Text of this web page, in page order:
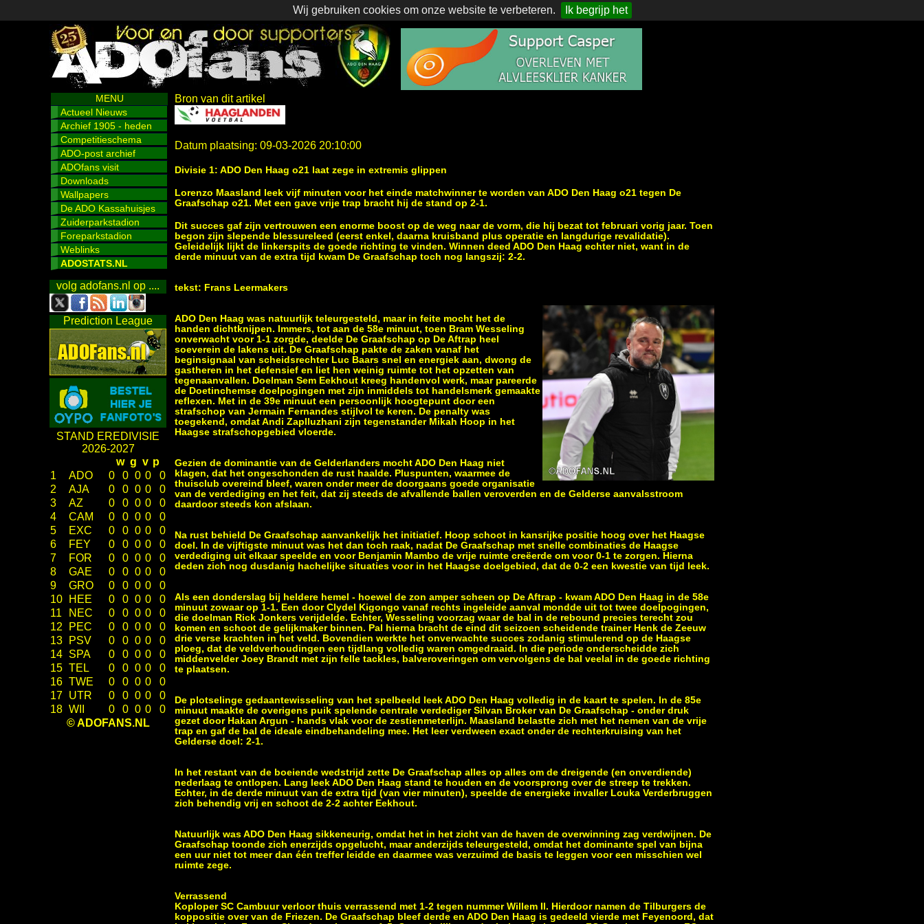
Wij gebruiken cookies om onze website te verbeteren. Ik begrijp het
MENU
Actueel Nieuws
Archief 1905 - heden
Competitieschema
ADO-post archief
ADOfans visit
Downloads
Wallpapers
De ADO Kassahuisjes
Zuiderparkstadion
Foreparkstadion
Weblinks
ADOSTATS.NL
volg adofans.nl op ....
Prediction League
STAND EREDIVISIE
2026-2027
w g v p
1
ADO 0 0 0 0
0
2
AJA 0 0 0 0
0
3
AZ 0 0 0 0
0
4
CAM 0 0 0 0
0
5
EXC 0 0 0 0
0
6
FEY 0 0 0 0
0
7
FOR 0 0 0 0
0
8
GAE 0 0 0 0
0
9
GRO 0 0 0 0
0
10
HEE 0 0 0 0
0
11
NEC 0 0 0 0
0
12
PEC 0 0 0 0
0
13
PSV 0 0 0 0
0
14 SPA 0 0 0 0
0
15 TEL 0 0 0 0
0
16 TWE 0 0 0 0
0
17 UTR 0 0 0 0
0
18 WII 0 0 0 0
0
© ADOFANS.NL
Bron van dit artikel
Datum plaatsing: 09-03-2026 20:10:00
Divisie 1: ADO Den Haag o21 laat zege in extremis glippen
Lorenzo Maasland leek vijf minuten voor het einde matchwinner te worden van ADO Den Haag o21 tegen De
Graafschap o21. Met een gave vrije trap bracht hij de stand op 2-1.
Dit succes gaf zijn vertrouwen een enorme boost op de weg naar de vorm, die hij bezat tot februari vorig jaar. Toen
begon zijn slepende blessureleed (eerst enkel, daarna kruisband plus operatie en langdurige revalidatie).
Geleidelijk lijkt de linkerspits de goede richting te vinden. Winnen deed ADO Den Haag echter niet, want in de
derde minuut van de extra tijd kwam De Graafschap toch nog langszij: 2-2.
tekst: Frans Leermakers
ADO Den Haag was natuurlijk teleurgesteld, maar in feite mocht het de
handen dichtknijpen. Immers, tot aan de 58e minuut, toen Bram Wesseling
onverwacht voor 1-1 zorgde, deelde De Graafschap op De Aftrap heel
soeverein de lakens uit. De Graafschap pakte de zaken vanaf het
beginsignaal van scheidsrechter Luc Baars snel en energiek aan, dwong de
gastheren in het defensief en liet hen weinig ruimte tot het opzetten van
tegenaanvallen. Doelman Sem Eekhout kreeg handenvol werk, maar pareerde
de Doetinchemse doelpogingen met zijn inmiddels tot handelsmerk gemaakte
reflexen. Met in de 39e minuut een persoonlijk hoogtepunt door een
strafschop van Jermain Fernandes stijlvol te keren. De penalty was
toegekend, omdat Andi Zaplluzhani zijn tegenstander Mikah Hoop in het
Haagse strafschopgebied vloerde.
Gezien de dominantie van de Gelderlanders mocht ADO Den Haag niet
klagen, dat het ongeschonden de rust haalde. Pluspunten, waarmee de
thuisclub overeind bleef, waren onder meer de doorgaans goede organisatie
van de verdediging en het feit, dat zij steeds de afvallende ballen veroverden en de Gelderse aanvalsstroom
daardoor steeds kon afslaan.
Na rust behield De Graafschap aanvankelijk het initiatief. Hoop schoot in kansrijke positie hoog over het Haagse
doel. In de vijftigste minuut was het dan toch raak, nadat De Graafschap met snelle combinaties de Haagse
verdediging uit elkaar speelde en voor Benjamin Mambo de vrije ruimte creëerde om voor 0-1 te zorgen. Hierna
deden zich nog dusdanig hachelijke situaties voor in het Haagse doelgebied, dat de 0-2 een kwestie van tijd leek.
Als een donderslag bij heldere hemel - hoewel de zon amper scheen op De Aftrap - kwam ADO Den Haag in de 58e
minuut zowaar op 1-1. Een door Clydel Kigongo vanaf rechts ingeleide aanval mondde uit tot twee doelpogingen,
die doelman Rick Jonkers verijdelde. Echter, Wesseling voorzag waar de bal in de rebound precies terecht zou
komen en schoot de gelijkmaker binnen. Pal hierna bracht de eind dit seizoen scheidende trainer Henk de Zeeuw
drie verse krachten in het veld. Bovendien werkte het onverwachte succes zodanig stimulerend op de Haagse
ploeg, dat de veldverhoudingen een tijdlang volledig waren omgedraaid. In die periode onderscheidde zich
middenvelder Joey Brandt met zijn felle tackles, balveroveringen om vervolgens de bal veelal in de goede richting
te plaatsen.
De plotselinge gedaantewisseling van het spelbeeld leek ADO Den Haag volledig in de kaart te spelen. In de 85e
minuut maakte de overigens puik spelende centrale verdediger Silvan Broker van De Graafschap - onder druk
gezet door Hakan Argun - hands vlak voor de zestienmeterlijn. Maasland belastte zich met het nemen van de vrije
trap en gaf de bal de ideale eindbehandeling mee. Het leer verdween exact onder de rechterkruising van het
Gelderse doel: 2-1.
In het restant van de boeiende wedstrijd zette De Graafschap alles op alles om de dreigende (en onverdiende)
nederlaag te ontlopen. Lang leek ADO Den Haag stand te houden en de voorsprong over de streep te trekken.
Echter, in de derde minuut van de extra tijd (van vier minuten), speelde de energieke invaller Louka Verderbruggen
zich behendig vrij en schoot de 2-2 achter Eekhout.
Natuurlijk was ADO Den Haag sikkeneurig, omdat het in het zicht van de haven de overwinning zag verdwijnen. De
Graafschap toonde zich enerzijds opgelucht, maar anderzijds teleurgesteld, omdat het dominante spel van bijna
een uur niet tot meer dan één treffer leidde en daarmee was verzuimd de basis te leggen voor een misschien wel
ruimte zege.
Verrassend
Koploper SC Cambuur verloor thuis verrassend met 1-2 tegen nummer Willem II. Hierdoor namen de Tilburgers de
koppositie over van de Friezen. De Graafschap bleef derde en ADO Den Haag is gedeeld vierde met Feyenoord, dat